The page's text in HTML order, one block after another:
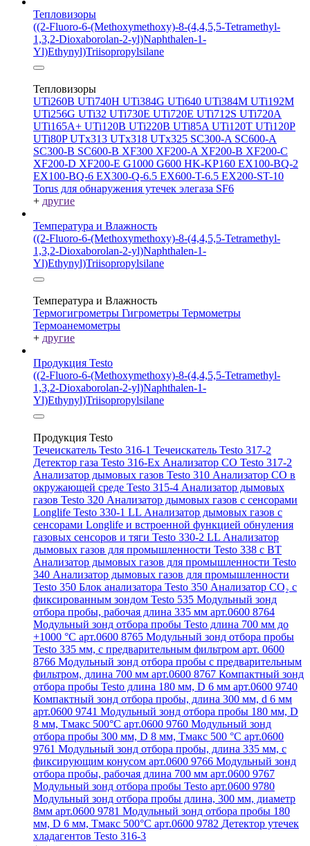
Тепловизоры
((2-Fluoro-6-(Methoxymethoxy)-8-(4,4,5,5-Tetramethyl-
1,3,2-Dioxaborolan-2-yl)Naphthalen-1-
Yl)Ethynyl)Triisopropylsilane
Тепловизоры
UTi260В UTi740H UTi384G UTi640 UTi384M UTi192M
UTi256G UTi32 UTi730E UTi720E UTi712S UTi720A
UTi165A+ UTi120B UTi220B UTi85A UTi120T UTi120P
UTi80PUTx313 UTx318 UTx325 SC300-A SC600-A
SC300-B SC600-B XF300 XF200-A XF200-B XF200-C
XF200-D XF200-E G1000 G600 HK-KP160 EX100-BQ-2
EX100-BQ-6 EX300-Q-6.5 EX600-T-6.5 EX200-ST-10
Torus для обнаружения утечек элегаза SF6
+ другие
Температура и Влажность
((2-Fluoro-6-(Methoxymethoxy)-8-(4,4,5,5-Tetramethyl-
1,3,2-Dioxaborolan-2-yl)Naphthalen-1-
Yl)Ethynyl)Triisopropylsilane
Температура и Влажность
Термогигрометры Гигрометры Термометры
Термоанемометры
+ другие
Продукция Testo
((2-Fluoro-6-(Methoxymethoxy)-8-(4,4,5,5-Tetramethyl-
1,3,2-Dioxaborolan-2-yl)Naphthalen-1-
Yl)Ethynyl)Triisopropylsilane
Продукция Testo
Течеискатель Testo 316-1 Течеискатель Testo 317-2
Детектор газа Testo 316-Ex Анализатор CO Testo 317-2
Анализатор дымовых газов Testo 310 Анализатор CO в
окружающей среде Testo 315-4 Анализатор дымовых
газов Testo 320 Анализатор дымовых газов с сенсорами
Longlife Testo 330-1 LL Анализатор дымовых газов с
сенсорами Longlife и встроенной функцией обнуления
газовых сенсоров и тяги Testo 330-2 LL Анализатор
дымовых газов для промышленности Testo 338 с BT
Анализатор дымовых газов для промышленности Testo
340 Анализатор дымовых газов для промышленности
Testo 350 Блок анализатора Testo 350 Анализатор СО₂ с
фиксированным зондом Testo 535 Модульный зонд
отбора пробы, рабочая длина 335 мм арт.0600 8764
Модульный зонд отбора пробы Testo длина 700 мм до
+1000 °С арт.0600 8765 Модульный зонд отбора пробы
Testo 335 мм, с предварительным фильтром арт. 0600
8766 Модульный зонд отбора пробы с предварительным
фильтром, длина 700 мм арт.0600 8767 Компактный зонд
отбора пробы Testo длина 180 мм, D 6 мм арт.0600 9740
Компактный зонд отбора пробы, длина 300 мм, d 6 мм
арт.0600 9741 Модульный зонд отбора пробы 180 мм, D
8 мм, Tмакс 500°С арт.0600 9760 Модульный зонд
отбора пробы 300 мм, D 8 мм, Tмакс 500 °C арт.0600
9761 Модульный зонд отбора пробы, длина 335 мм, с
фиксирующим конусом арт.0600 9766 Модульный зонд
отбора пробы, рабочая длина 700 мм арт.0600 9767
Модульный зонд отбора пробы Testo арт.0600 9780
Модульный зонд отбора пробы длина, 300 мм, диаметр
8мм арт.0600 9781 Модульный зонд отбора пробы 180
мм, D 6 мм, Tмакс 500°С арт.0600 9782 Детектор утечек
хладагентов Testo 316-3